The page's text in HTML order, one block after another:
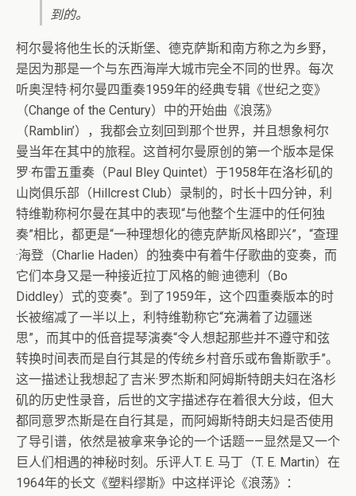
到的。
柯尔曼将他生长的沃斯堡、德克萨斯和南方称之为乡野，
是因为那是一个与东西海岸大城市完全不同的世界。每次
听奥涅特·柯尔曼四重奏1959年的经典专辑《世纪之变》
（Change of the Century）中的开始曲《浪荡》
（Ramblin’），我都会立刻回到那个世界，并且想象柯尔
曼当年在其中的旅程。这首柯尔曼原创的第一个版本是保
罗·布雷五重奏（Paul Bley Quintet）于1958年在洛杉矶的
山岗俱乐部（Hillcrest Club）录制的，时长十四分钟，利
特维勒称柯尔曼在其中的表现“与他整个生涯中的任何独
奏”相比，都更是“一种理想化的德克萨斯风格即兴”，“查理
·海登（Charlie Haden）的独奏中有着牛仔歌曲的变奏，而
它们本身又是一种接近拉丁风格的鲍·迪德利（Bo
Diddley）式的变奏”。到了1959年，这个四重奏版本的时
长被缩减了一半以上，利特维勒称它“充满着了边疆迷
思”，而其中的低音提琴演奏“令人想起那些并不遵守和弦
转换时间表而是自行其是的传统乡村音乐或布鲁斯歌手”。
这一描述让我想起了吉米·罗杰斯和阿姆斯特朗夫妇在洛杉
矶的历史性录音，后世的文字描述存在着很大分歧，但大
都同意罗杰斯是在自行其是，而阿姆斯特朗夫妇是否使用
了导引谱，依然是被拿来争论的一个话题——显然是又一个
巨人们相遇的神秘时刻。乐评人T. E. 马丁（T. E. Martin）在
1964年的长文《塑料缪斯》中这样评论《浪荡》：